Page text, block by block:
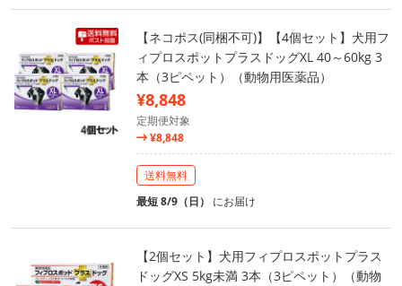
【ネコポス(同梱不可)】【4個セット】犬用フ
ィプロスポットプラスドッグXL 40～60kg 3
本（3ピペット）（動物用医薬品）
¥8,848
定期便対象
¥8,848
送料無料
最短 8/9（日） にお届け
【2個セット】犬用フィプロスポットプラス
ドッグXS 5kg未満 3本（3ピペット）（動物